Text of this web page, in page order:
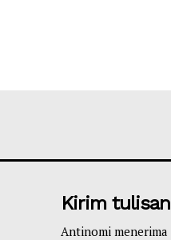
Kirim tulisan
Antinomi menerima